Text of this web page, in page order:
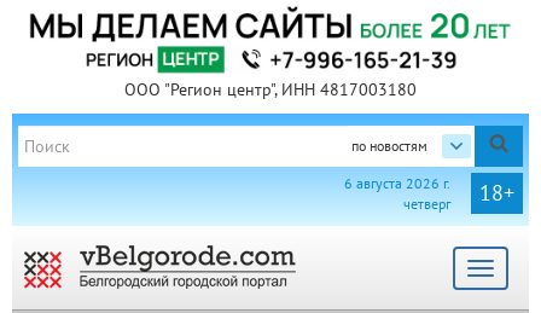
ООО "Регион центр", ИНН 4817003180
по новостям
18+
6 августа 2026 г.
четверг
Toggle